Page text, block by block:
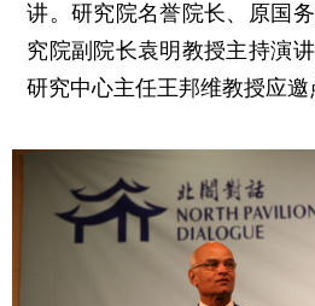
讲。研究院名誉院长、原国
究院副院长袁明教授主持演
研究中心主任王邦维教授应邀